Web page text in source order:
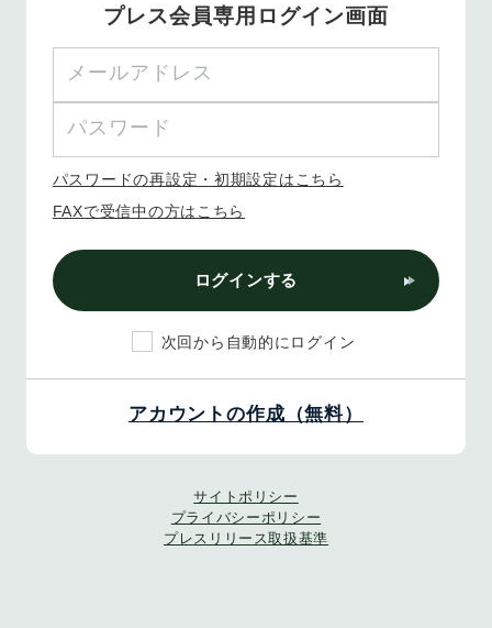
プレス会員専用ログイン画面
パスワードの再設定・初期設定はこちら
FAXで受信中の方はこちら
ログインする
次回から自動的にログイン
アカウントの作成（無料）
サイトポリシー
プライバシーポリシー
プレスリリース取扱基準